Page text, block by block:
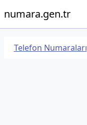
numara.gen.tr
Telefon Numaraları